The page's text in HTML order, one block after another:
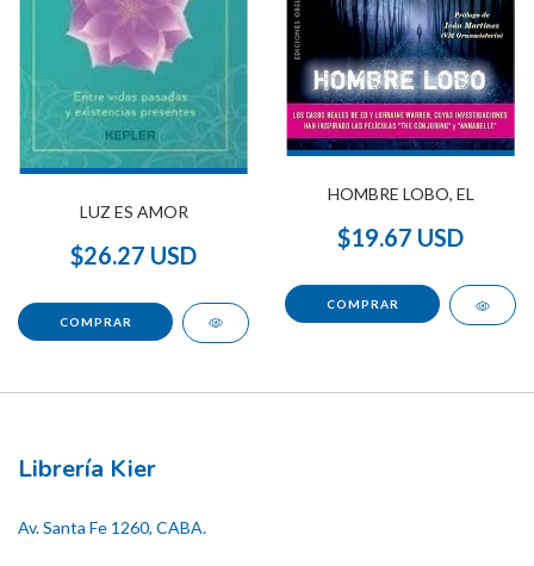
LUZ ES AMOR
$26.27 USD
HOMBRE LOBO, EL
$19.67 USD
Librería Kier
Av. Santa Fe 1260, CABA.